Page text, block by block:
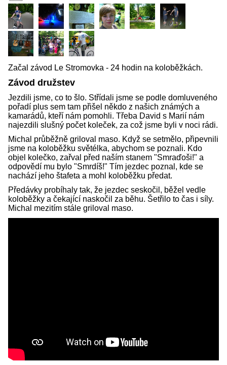
Začal závod Le Stromovka - 24 hodin na koloběžkách.
Závod družstev
Jezdili jsme, co to šlo. Střídali jsme se podle domluveného
pořadí plus sem tam přišel někdo z našich známých a
kamarádů, kteří nám pomohli. Třeba David s Marií nám
najezdili slušný počet koleček, za což jsme byli v noci rádi.
Michal průběžně griloval maso. Když se setmělo, připevnili
jsme na koloběžku světélka, abychom se poznali. Kdo
objel kolečko, zařval před naším stanem "Smraďoši!" a
odpovědí mu bylo "Smrdíš!" Tím jezdec poznal, kde se
nachází jeho štafeta a mohl koloběžku předat.
Předávky probíhaly tak, že jezdec seskočil, běžel vedle
koloběžky a čekající naskočil za běhu. Šetřilo to čas i síly.
Michal mezitím stále griloval maso.